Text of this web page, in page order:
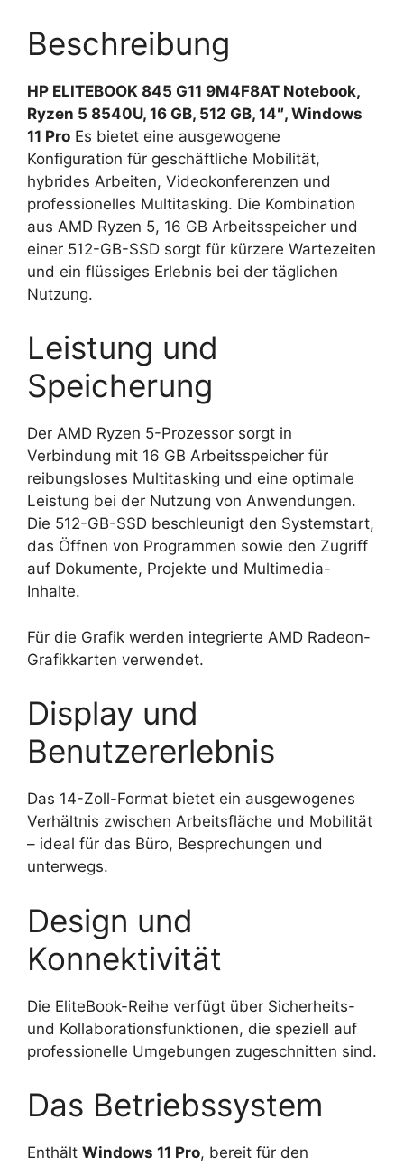
Pro
Menge
Beschreibung
HP ELITEBOOK 845 G11 9M4F8AT Notebook,
Ryzen 5 8540U, 16 GB, 512 GB, 14″, Windows
11 Pro Es bietet eine ausgewogene
Konfiguration für geschäftliche Mobilität,
hybrides Arbeiten, Videokonferenzen und
professionelles Multitasking. Die Kombination
aus AMD Ryzen 5, 16 GB Arbeitsspeicher und
einer 512-GB-SSD sorgt für kürzere Wartezeiten
und ein flüssiges Erlebnis bei der täglichen
Nutzung.
Leistung und
Speicherung
Der AMD Ryzen 5-Prozessor sorgt in
Verbindung mit 16 GB Arbeitsspeicher für
reibungsloses Multitasking und eine optimale
Leistung bei der Nutzung von Anwendungen.
Die 512-GB-SSD beschleunigt den Systemstart,
das Öffnen von Programmen sowie den Zugriff
auf Dokumente, Projekte und Multimedia-
Inhalte.
Für die Grafik werden integrierte AMD Radeon-
Grafikkarten verwendet.
Display und
Benutzererlebnis
Das 14-Zoll-Format bietet ein ausgewogenes
Verhältnis zwischen Arbeitsfläche und Mobilität
– ideal für das Büro, Besprechungen und
unterwegs.
Design und
Konnektivität
Die EliteBook-Reihe verfügt über Sicherheits-
und Kollaborationsfunktionen, die speziell auf
professionelle Umgebungen zugeschnitten sind.
Das Betriebssystem
Enthält Windows 11 Pro, bereit für den